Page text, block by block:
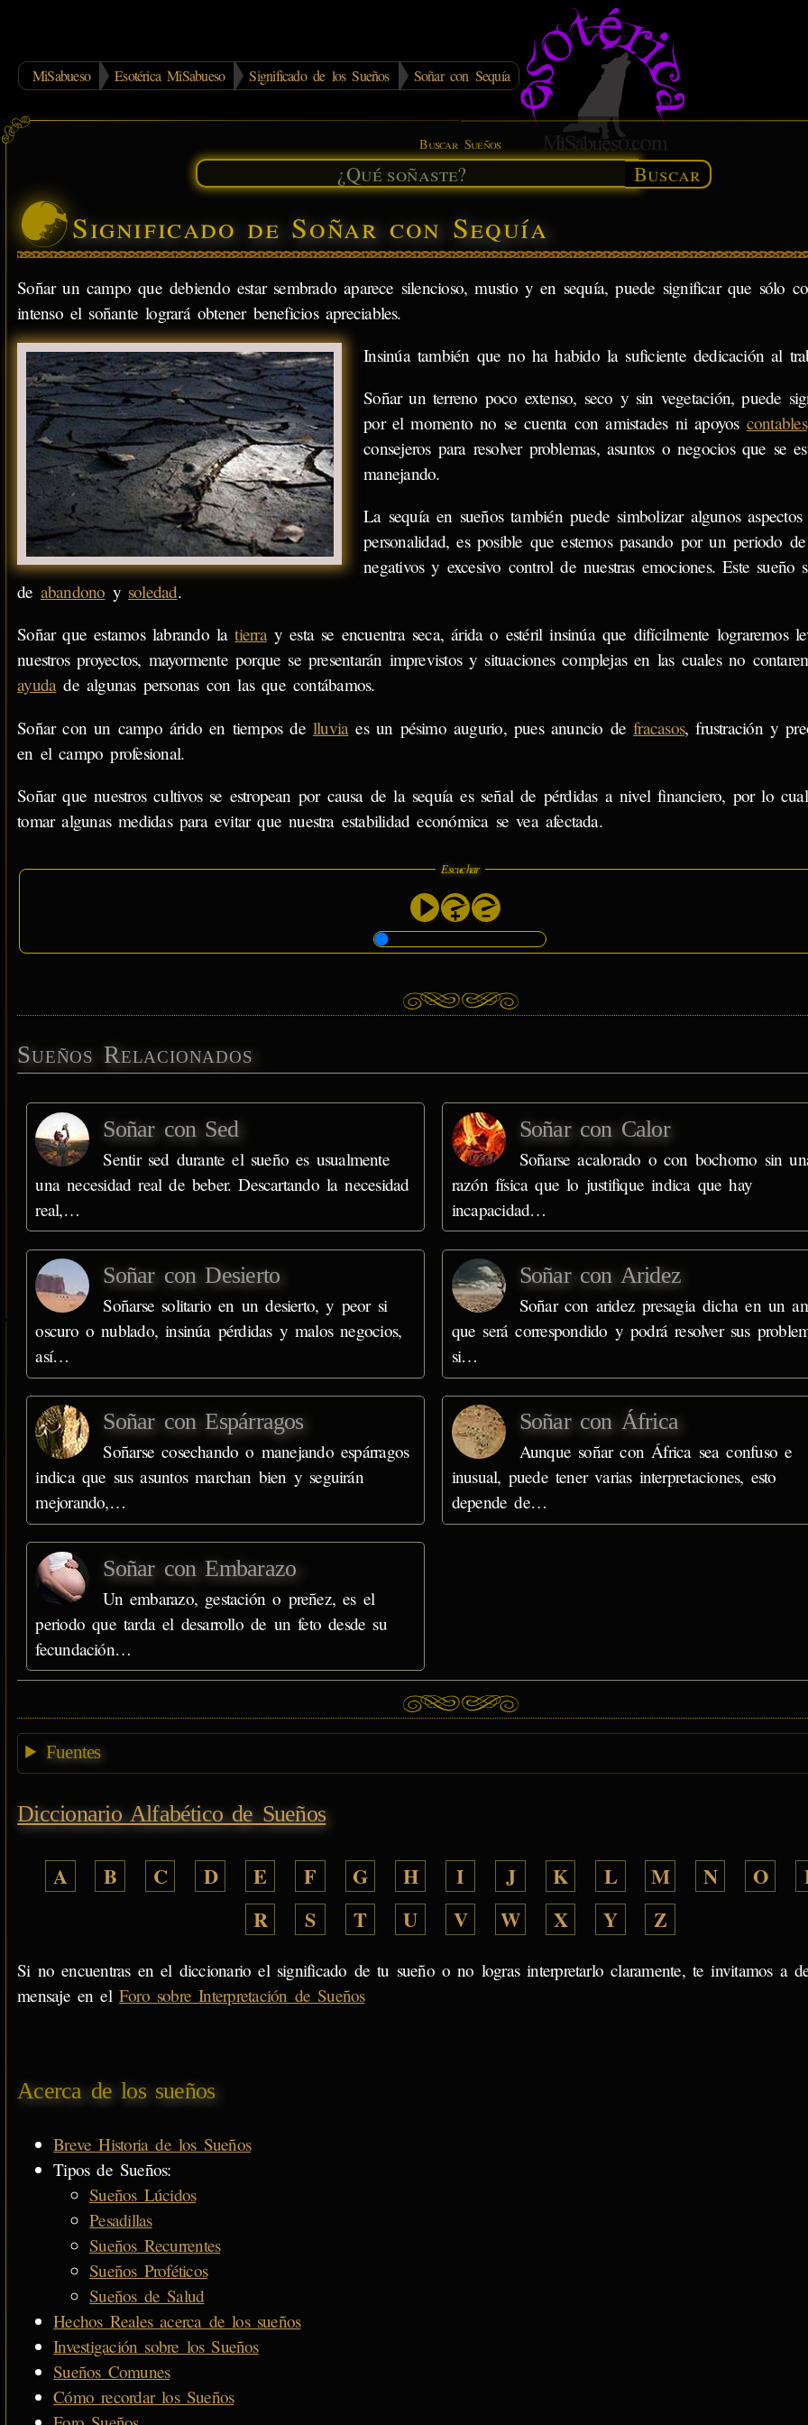
MiSabueso Esotérica MiSabueso Significado de los Sueños Soñar con Sequía
Buscar Sueños
Buscar
Significado de Soñar con Sequía
Soñar un campo que debiendo estar sembrado aparece silencioso, mustio y en sequía, puede significar que sólo
intenso el soñante logrará obtener beneficios apreciables.
Insinúa también que no ha habido la suficiente dedicación al
Soñar un terreno poco extenso, seco y sin vegetación, puede
por el momento no se cuenta con amistades ni apoyos contables
consejeros para resolver problemas, asuntos o negocios que se
manejando.
La sequía en sueños también puede simbolizar algunos aspectos
personalidad, es posible que estemos pasando por un periodo
negativos y excesivo control de nuestras emociones. Este sueño
de abandono y soledad.
Soñar que estamos labrando latierray esta se encuentra seca, árida o estéril insinúa que difícilmente lograremos
nuestros proyectos, mayormente porque se presentarán imprevistos y situaciones complejas en las cuales no
ayudade algunas personas con las que contábamos.
Soñar con un campo árido en tiempos de lluviaes un pésimo augurio, pues anuncio defracasos, frustración y
en el campo profesional.
Soñar que nuestros cultivos se estropean por causa de la sequía es señal de pérdidas a nivel financiero, por lo
tomar algunas medidas para evitar que nuestra estabilidad económica se vea afectada.
Escuchar
Sueños Relacionados
Soñar con Sed
Sentir sed durante el sueño es usualmente
una necesidad real de beber. Descartando la necesidad
real,…
Soñar con Calor
Soñarse acalorado o con bochorno sin
razón física que lo justifique indica que hay
incapacidad…
Soñar con Desierto
Soñarse solitario en un desierto, y peor si
oscuro o nublado, insinúa pérdidas y malos negocios,
así…
Soñar con Aridez
Soñar con aridez presagia dicha en un
que será correspondido y podrá resolver sus
si…
Soñar con Espárragos
Soñarse cosechando o manejando espárragos
indica que sus asuntos marchan bien y seguirán
mejorando,…
Soñar con África
Aunque soñar con África sea confuso e
inusual, puede tener varias interpretaciones, esto
depende de…
Soñar con Embarazo
Un embarazo, gestación o preñez, es el
periodo que tarda el desarrollo de un feto desde su
fecundación…
Fuentes
Diccionario Alfabético de Sueños
A B C D E F G H I J K L M N O
R
S T U V W X Y Z
Si no encuentras en el diccionario el significado de tu sueño o no logras interpretarlo claramente, te invitamos a
mensaje en el Foro sobre Interpretación de Sueños
Acerca de los sueños
Breve Historia de los Sueños
Tipos de Sueños:
Sueños Lúcidos
Pesadillas
Sueños Recurrentes
Sueños Proféticos
Sueños de Salud
Hechos Reales acerca de los sueños
Investigación sobre los Sueños
Sueños Comunes
Cómo recordar los Sueños